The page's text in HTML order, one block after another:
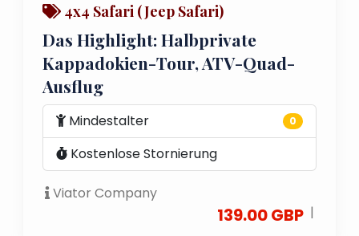
4x4 Safari (Jeep Safari)
Das Highlight: Halbprivate
Kappadokien-Tour, ATV-Quad-
Ausflug
Mindestalter 0
Kostenlose Stornierung
Viator Company
139.00 GBP |